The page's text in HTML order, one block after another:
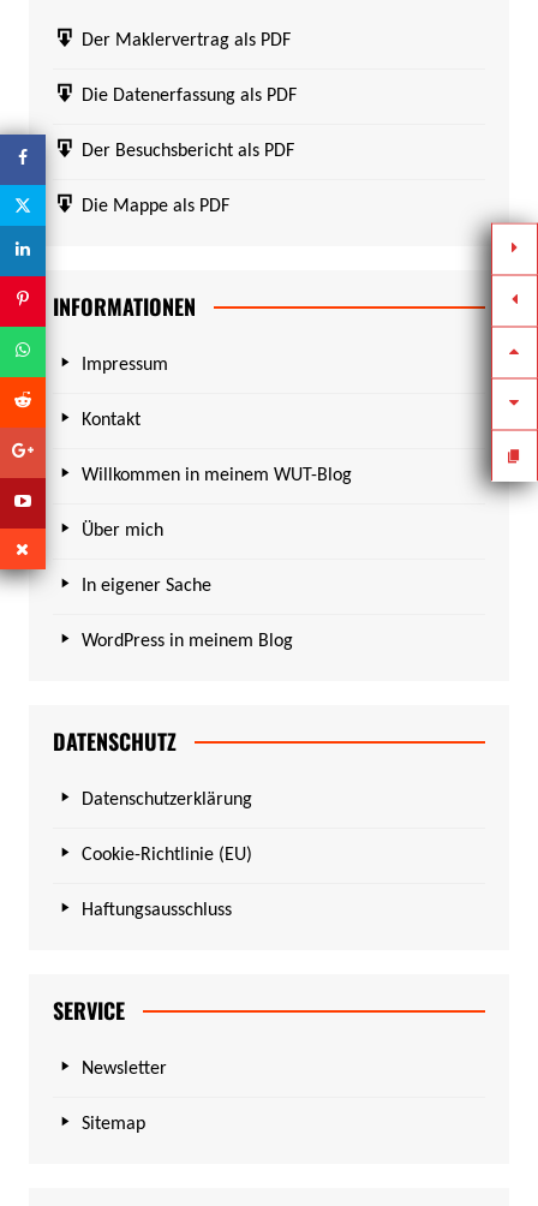
Der Maklervertrag als PDF
Die Datenerfassung als PDF
Der Besuchsbericht als PDF
Die Mappe als PDF
INFORMATIONEN
Impressum
Kontakt
Willkommen in meinem WUT-Blog
Über mich
In eigener Sache
WordPress in meinem Blog
DATENSCHUTZ
Datenschutzerklärung
Cookie-Richtlinie (EU)
Haftungsausschluss
SERVICE
Newsletter
Sitemap